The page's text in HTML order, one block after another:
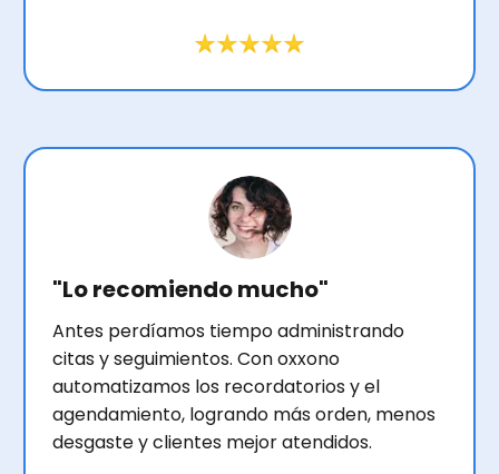
"Lo recomiendo mucho"
Antes perdíamos tiempo administrando
citas y seguimientos. Con oxxono
automatizamos los recordatorios y el
agendamiento, logrando más orden, menos
desgaste y clientes mejor atendidos.